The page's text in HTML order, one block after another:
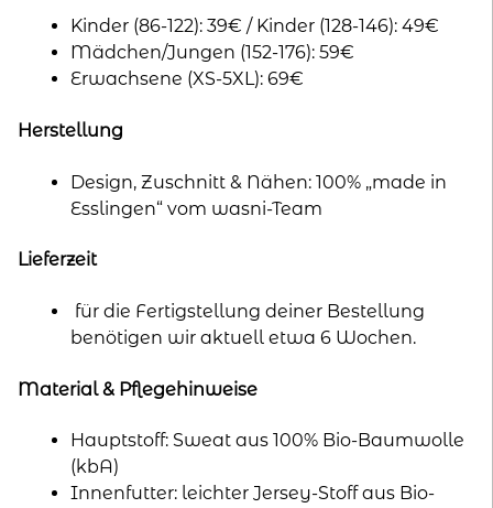
Kinder (86-122): 39€ / Kinder (128-146): 49€
Mädchen/Jungen (152-176): 59€
Erwachsene (XS-5XL): 69€
Herstellung
Design, Zuschnitt & Nähen: 100% „made in
Esslingen“ vom wasni-Team
Lieferzeit
für die Fertigstellung deiner Bestellung
benötigen wir aktuell etwa 6 Wochen.
Material & Pflegehinweise
Hauptstoff: Sweat aus 100% Bio-Baumwolle
(kbA)
Innenfutter: leichter Jersey-Stoff aus Bio-